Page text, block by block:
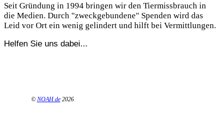
Seit Gründung in 1994 bringen wir den Tiermissbrauch in
die Medien. Durch "zweckgebundene" Spenden wird das
Leid vor Ort ein wenig gelindert und hilft bei Vermittlungen.
Helfen Sie uns dabei...
© NOAH.de 2026